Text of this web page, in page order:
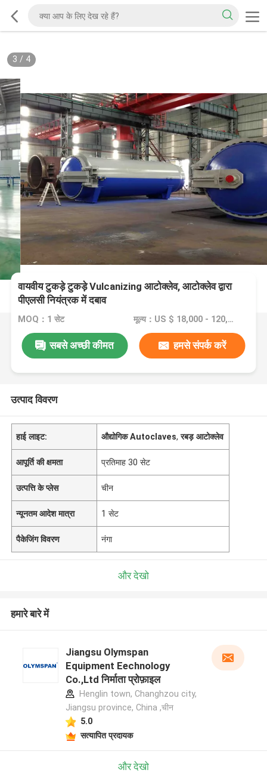
3 / 4
वायवीय टुकड़े टुकड़े Vulcanizing आटोक्लेव, आटोक्लेव द्वारा
पीएलसी नियंत्रक में दबाव
MOQ：1 सेट मूल्य：US $ 18,000 - 120,000 / Set
सबसे अच्छी कीमत हमसे संपर्क करें
उत्पाद विवरण
हाई लाइट: औद्योगिक Autoclaves,रबड़ आटोक्लेव
आपूर्ति की क्षमता प्रतिमाह 30 सेट
उत्पत्ति के प्लेस चीन
न्यूनतम आदेश मात्रा 1 सेट
पैकेजिंग विवरण नंगा
और देखो
हमारे बारे में
Jiangsu Olymspan
Equipment Eechnology
Co.,Ltd निर्माता प्रोफ़ाइल
Henglin town, Changhzou city,
Jiangsu province, China ,चीन
5.0
सत्यापित प्रदायक
और देखो